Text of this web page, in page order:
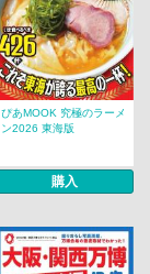
ぴあMOOK 究極のラーメ
ン2026 東海版
購入